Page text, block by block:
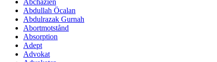
Abdullah Öcalan
Abdulrazak Gurnah
Abortmotstånd
Absorption
Adept
Advokat